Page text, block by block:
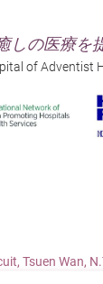
しの医療を
of Adventist
Tsuen Wan,